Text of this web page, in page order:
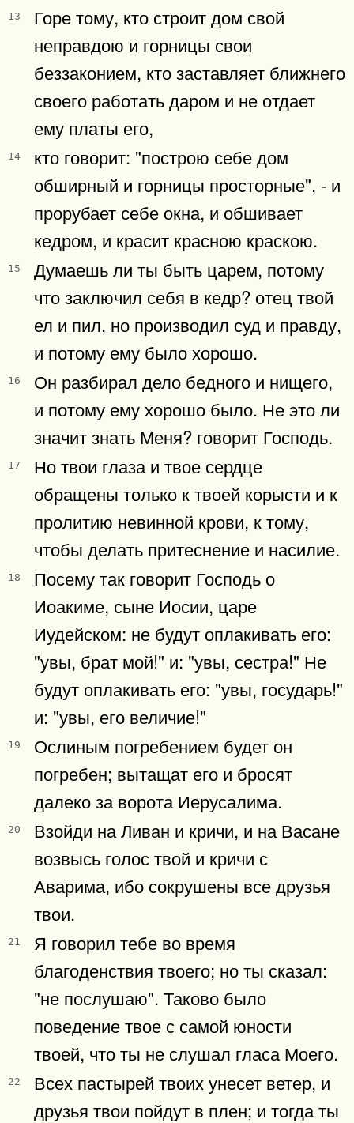
13
Горе тому, кто строит дом свой
неправдою и горницы свои
беззаконием, кто заставляет ближнего
своего работать даром и не отдает
ему платы его,
14
кто говорит: "построю себе дом
обширный и горницы просторные", - и
прорубает себе окна, и обшивает
кедром, и красит красною краскою.
15
Думаешь ли ты быть царем, потому
что заключил себя в кедр? отец твой
ел и пил, но производил суд и правду,
и потому ему было хорошо.
16
Он разбирал дело бедного и нищего,
и потому ему хорошо было. Не это ли
значит знать Меня? говорит Господь.
17
Но твои глаза и твое сердце
обращены только к твоей корысти и к
пролитию невинной крови, к тому,
чтобы делать притеснение и насилие.
18
Посему так говорит Господь о
Иоакиме, сыне Иосии, царе
Иудейском: не будут оплакивать его:
"увы, брат мой!" и: "увы, сестра!" Не
будут оплакивать его: "увы, государь!"
и: "увы, его величие!"
19
Ослиным погребением будет он
погребен; вытащат его и бросят
далеко за ворота Иерусалима.
20
Взойди на Ливан и кричи, и на Васане
возвысь голос твой и кричи с
Аварима, ибо сокрушены все друзья
твои.
21
Я говорил тебе во время
благоденствия твоего; но ты сказал:
"не послушаю". Таково было
поведение твое с самой юности
твоей, что ты не слушал гласа Моего.
22
Всех пастырей твоих унесет ветер, и
друзья твои пойдут в плен; и тогда ты